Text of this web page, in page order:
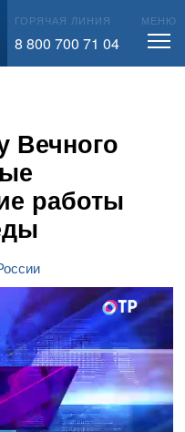
ГОРЯЧАЯ ЛИНИЯ
8 800 700 71 04
МЕНЮ
Вечного
работы